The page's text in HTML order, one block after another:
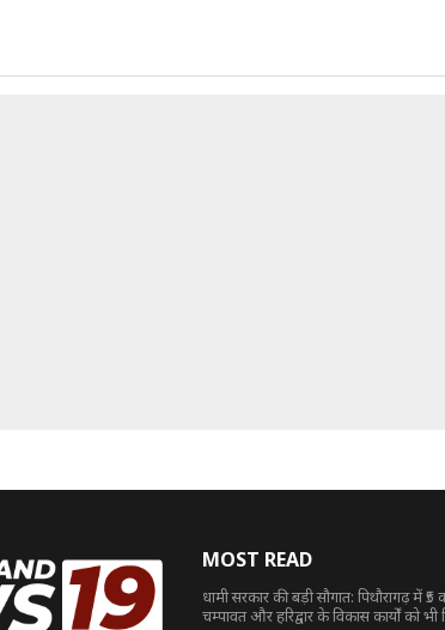
MOST READ
धामी सरकार की बड़ी सौगात: पिथौरागढ़ में
चम्पावत और हरिद्वार के विकास कार्यों को